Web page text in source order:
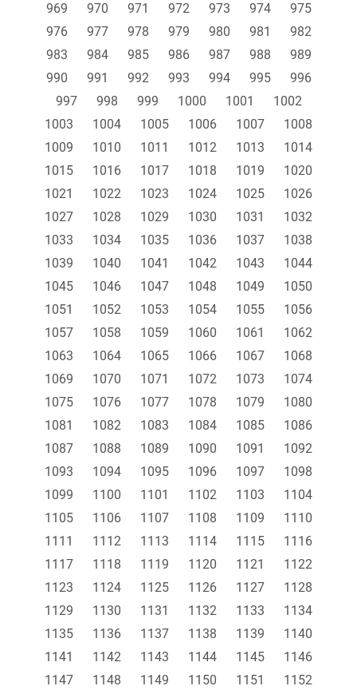
969
970 971 972 973 974
975
976
977 978 979 980 981
982
983
984 985 986 987 988
989
990
991 992 993 994 995
996
997
998 999 1000 1001
1002
1003
1004 1005 1006 1007
1008
1009
1010 1011 1012 1013
1014
1015
1016 1017 1018 1019
1020
1021
1022 1023 1024 1025
1026
1027
1028 1029 1030 1031
1032
1033
1034 1035 1036 1037
1038
1039
1040 1041 1042 1043
1044
1045
1046 1047 1048 1049
1050
1051
1052 1053 1054 1055
1056
1057
1058 1059 1060 1061
1062
1063
1064 1065 1066 1067
1068
1069
1070 1071 1072 1073
1074
1075
1076 1077 1078 1079
1080
1081
1082 1083 1084 1085
1086
1087
1088 1089 1090 1091
1092
1093
1094 1095 1096 1097
1098
1099
1100 1101 1102 1103
1104
1105
1106 1107 1108 1109
1110
1111
1112 1113 1114 1115
1116
1117
1118 1119 1120 1121
1122
1123
1124 1125 1126 1127
1128
1129
1130 1131 1132 1133
1134
1135
1136 1137 1138 1139
1140
1141
1142 1143 1144 1145
1146
1147
1148 1149 1150 1151 1152